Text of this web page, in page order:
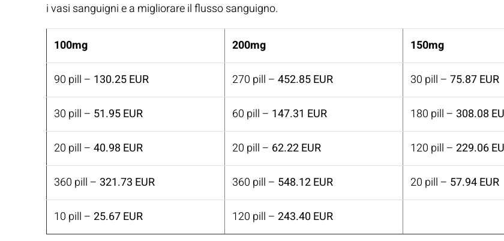
i vasi sanguigni e a migliorare il flusso sanguigno.
100mg 200mg 150mg
90 pill – 130.25 EUR 270 pill – 452.85 EUR 30 pill – 75.87 EUR
30 pill – 51.95 EUR 60 pill – 147.31 EUR 180 pill – 308.08
20 pill – 40.98 EUR 20 pill – 62.22 EUR 120 pill – 229.06
360 pill – 321.73 EUR 360 pill – 548.12 EUR 20 pill – 57.94 EUR
10 pill – 25.67 EUR 120 pill – 243.40 EUR